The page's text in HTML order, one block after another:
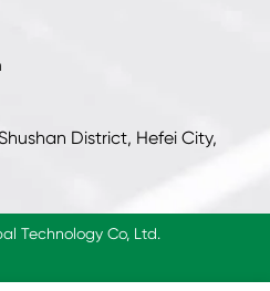
District, Hefei City,
Technology Co, Ltd.